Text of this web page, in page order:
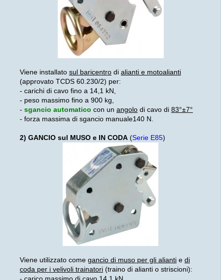
Viene installato sul baricentro di alianti e motoalianti
(approvato TCDS 60.230/2) per:
- carichi di cavo fino a 14,1 kN,
- peso massimo fino a 900 kg,
- sgancio automatico con un angolo di cavo di 83°±7°
- forza massima di sgancio manuale140 N.
2) GANCIO sul MUSO e IN CODA (Serie E85)
Viene utilizzato come gancio di muso per gli alianti e di
coda per i velivoli trainatori (traino di alianti o striscioni):